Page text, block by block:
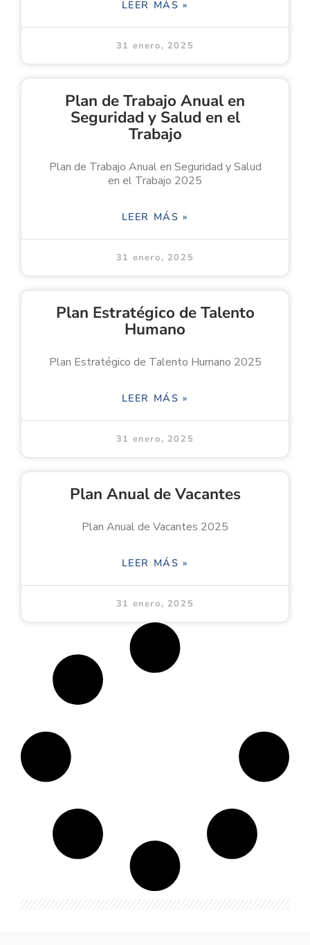
LEER MÁS »
31 enero, 2025
Plan de Trabajo Anual en
Seguridad y Salud en el
Trabajo
Plan de Trabajo Anual en Seguridad y Salud
en el Trabajo 2025
LEER MÁS »
31 enero, 2025
Plan Estratégico de Talento
Humano
Plan Estratégico de Talento Humano 2025
LEER MÁS »
31 enero, 2025
Plan Anual de Vacantes
Plan Anual de Vacantes 2025
LEER MÁS »
31 enero, 2025